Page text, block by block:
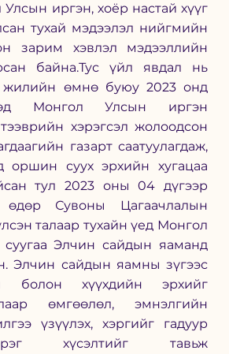
иргэн, хоёр настай хүүг
тухай мэдээлэл нийгмийн
зарим хэвлэл мэдээллийн
байна.Тус үйл явдал нь
жилийн өмнө буюу 2023 онд
Монгол Улсын иргэн
хэрэгсэл жолоодсон
газарт саатуулагдаж,
оршин суух эрхийн хугацаа
тул 2023 оны 04 дүгээр
Сувоны Цагаачлалын
талаар тухайн үед Монгол
Элчин сайдын яаманд
Элчин сайдын яамны зүгээс
болон хүүхдийн эрхийг
өмгөөлөл, эмнэлгийн
үзүүлэх, хэргийг гадуур
хүсэлтийг тавьж